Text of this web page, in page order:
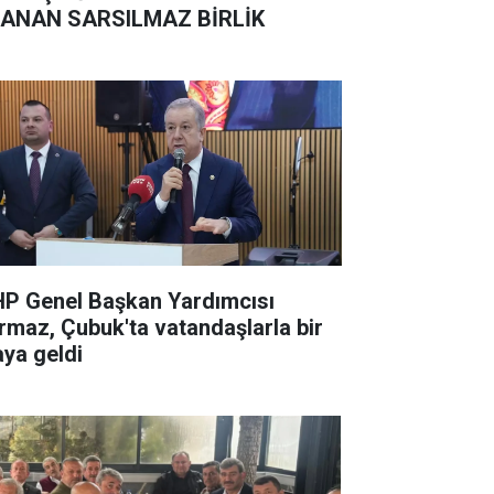
SARSILMAZ BİRLİK
Genel Başkan Yardımcısı
Çubuk'ta vatandaşlarla bir
geldi